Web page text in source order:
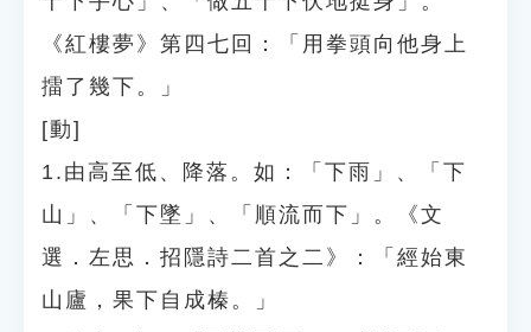
《紅樓夢》第四七回：「用拳頭向他身上
擂了幾下。」
[動]
1.由高至低、降落。如：「下雨」、「下
山」、「下墜」、「順流而下」。《文
選．左思．招隱詩二首之二》：「經始東
山廬，果下自成榛。」